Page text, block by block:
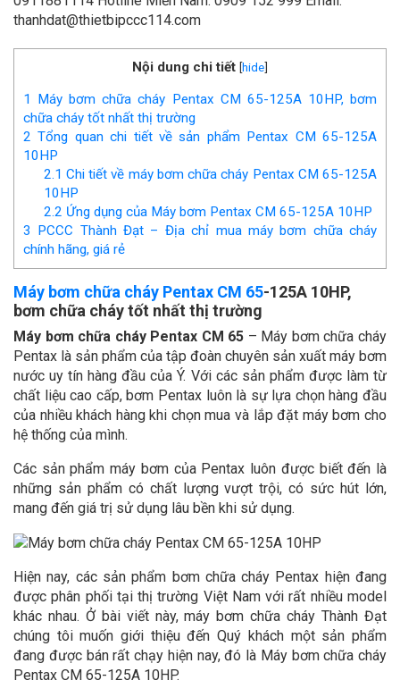
thanhdat@thietbipccc114.com
Nội dung chi tiết [hide]
1 Máy bơm chữa cháy Pentax CM 65-125A 10HP, bơm
chữa cháy tốt nhất thị trường
2 Tổng quan chi tiết về sản phẩm Pentax CM 65-125A
10HP
2.1 Chi tiết về máy bơm chữa cháy Pentax CM 65-125A
10HP
2.2 Ứng dụng của Máy bơm Pentax CM 65-125A 10HP
3 PCCC Thành Đạt – Địa chỉ mua máy bơm chữa cháy
chính hãng, giá rẻ
Máy bơm chữa cháy Pentax CM 65-125A 10HP,
bơm chữa cháy tốt nhất thị trường
Máy bơm chữa cháy Pentax CM 65 – Máy bơm chữa cháy
Pentax là sản phẩm của tập đoàn chuyên sản xuất máy bơm
nước uy tín hàng đầu của Ý. Với các sản phẩm được làm từ
chất liệu cao cấp, bơm Pentax luôn là sự lựa chọn hàng đầu
của nhiều khách hàng khi chọn mua và lắp đặt máy bơm cho
hệ thống của mình.
Các sản phẩm máy bơm của Pentax luôn được biết đến là
những sản phẩm có chất lượng vượt trội, có sức hút lớn,
mang đến giá trị sử dụng lâu bền khi sử dụng.
Hiện nay, các sản phẩm bơm chữa cháy Pentax hiện đang
được phân phối tại thị trường Việt Nam với rất nhiều model
khác nhau. Ở bài viết này, máy bơm chữa cháy Thành Đạt
chúng tôi muốn giới thiệu đến Quý khách một sản phẩm
đang được bán rất chạy hiện nay, đó là Máy bơm chữa cháy
Pentax CM 65-125A 10HP.